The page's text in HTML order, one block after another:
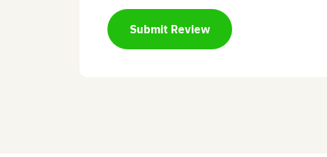
Submit Review